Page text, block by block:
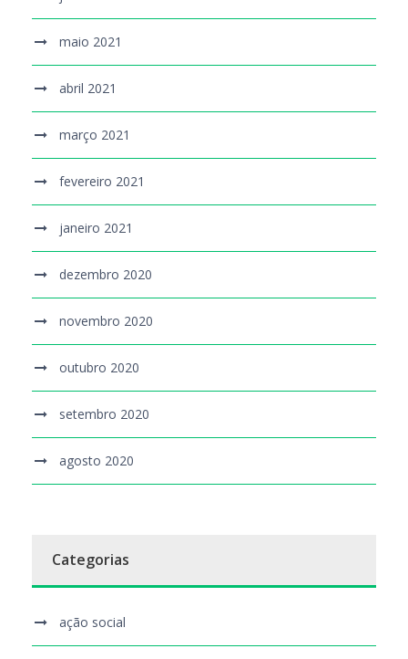
maio 2021
abril 2021
março 2021
fevereiro 2021
janeiro 2021
dezembro 2020
novembro 2020
outubro 2020
setembro 2020
agosto 2020
Categorias
ação social